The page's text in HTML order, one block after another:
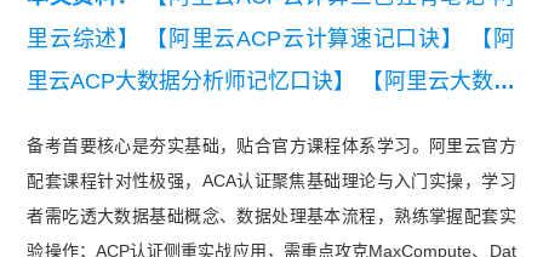
里云综述】
【阿里云ACP云计算速记口诀】
【阿
里云ACP大数据分析师记忆口诀】
【阿里云大数据
据高级工程师知识集锦】
【【考点速记】阿里云A
CP大数据分析师知识点集锦】
备考首要核心是夯实基础，贴合官方课程体系学习。阿里云官方
配套课程针对性极强，ACA认证聚焦基础理论与入门实操，学习
者需吃透大数据基础概念、数据处理基本流程，熟练掌握配套实
验操作；ACP认证侧重实战应用，需重点攻克MaxCompute、Dat